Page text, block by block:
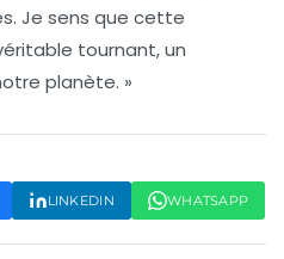
Je sens que cette
tournant, un
planète. »
LINKEDIN WHATSAPP